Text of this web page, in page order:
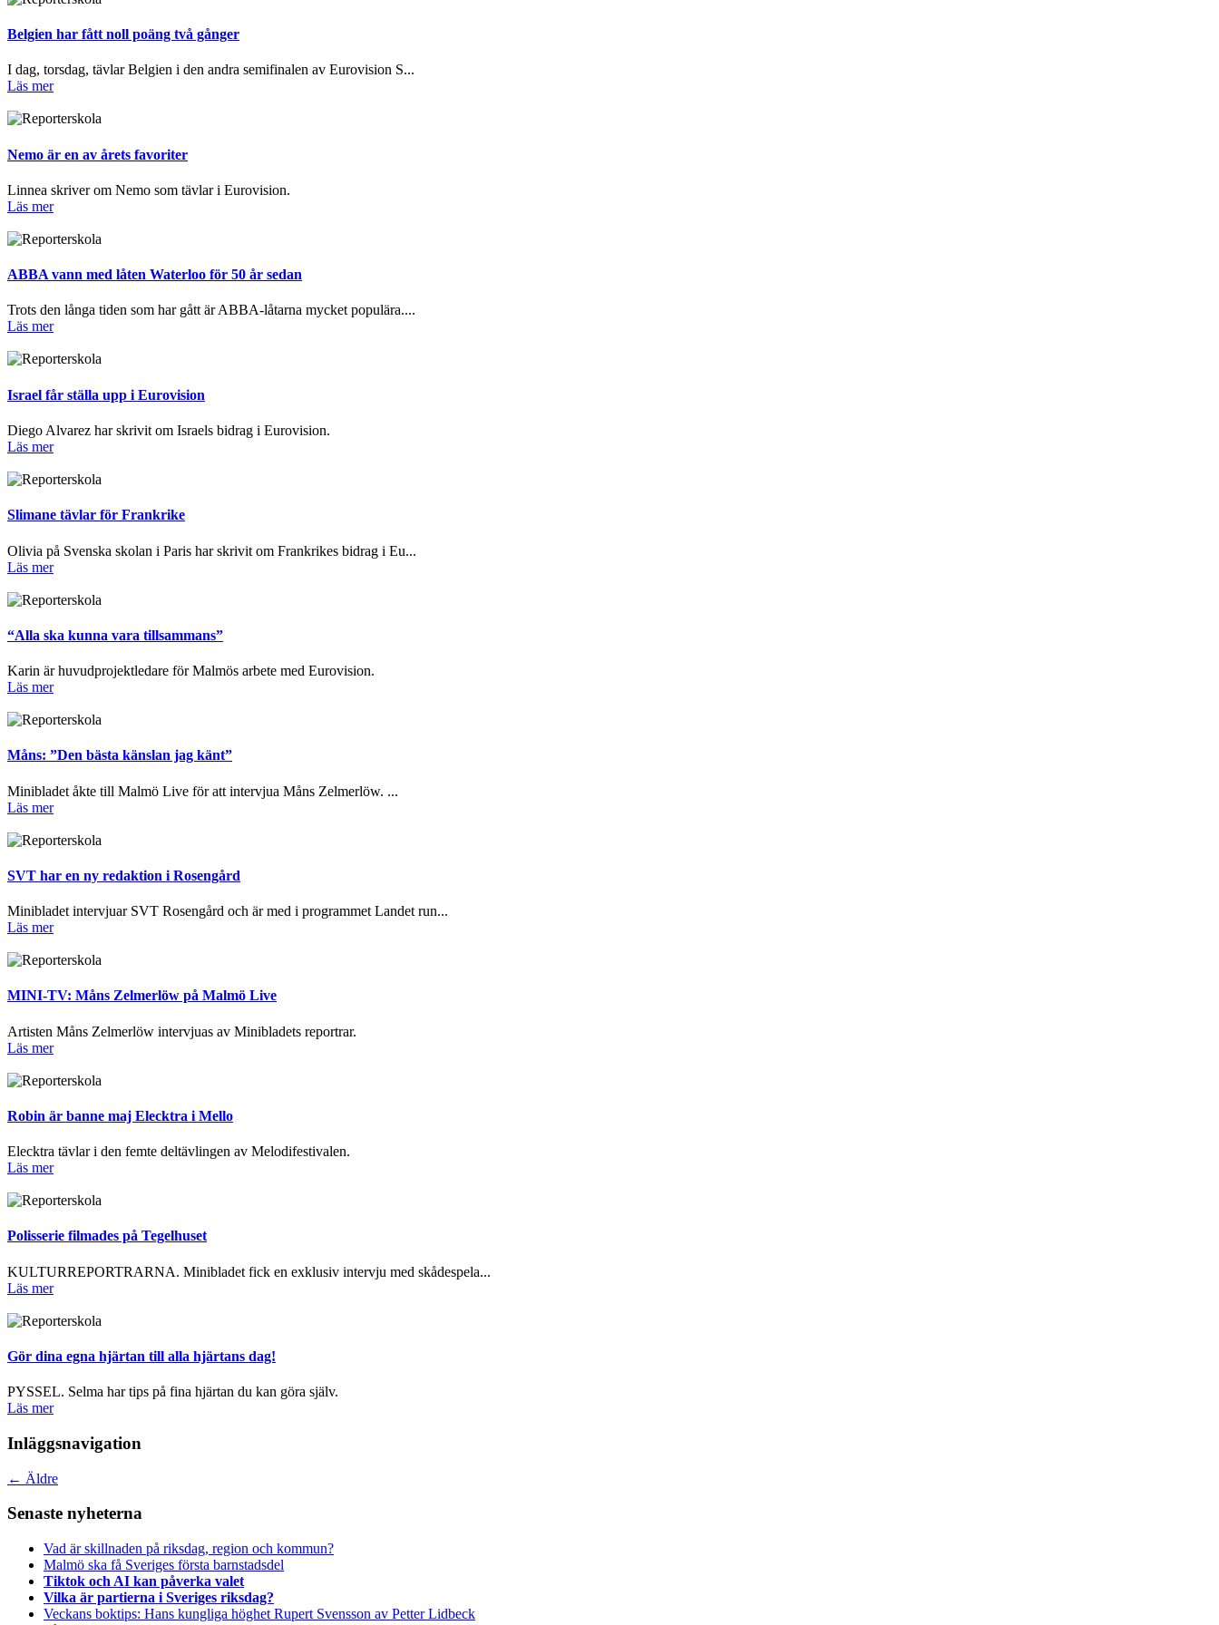
Belgien har fått noll poäng två gånger
I dag, torsdag, tävlar Belgien i den andra semifinalen av Eurovision S...
Läs mer
Nemo är en av årets favoriter
Linnea skriver om Nemo som tävlar i Eurovision.
Läs mer
ABBA vann med låten Waterloo för 50 år sedan
Trots den långa tiden som har gått är ABBA-låtarna mycket populära....
Läs mer
Israel får ställa upp i Eurovision
Diego Alvarez har skrivit om Israels bidrag i Eurovision.
Läs mer
Slimane tävlar för Frankrike
Olivia på Svenska skolan i Paris har skrivit om Frankrikes bidrag i Eu...
Läs mer
“Alla ska kunna vara tillsammans”
Karin är huvudprojektledare för Malmös arbete med Eurovision.
Läs mer
Måns: ”Den bästa känslan jag känt”
Minibladet åkte till Malmö Live för att intervjua Måns Zelmerlöw. ...
Läs mer
SVT har en ny redaktion i Rosengård
Minibladet intervjuar SVT Rosengård och är med i programmet Landet run...
Läs mer
MINI-TV: Måns Zelmerlöw på Malmö Live
Artisten Måns Zelmerlöw intervjuas av Minibladets reportrar.
Läs mer
Robin är banne maj Elecktra i Mello
Elecktra tävlar i den femte deltävlingen av Melodifestivalen.
Läs mer
Polisserie filmades på Tegelhuset
KULTURREPORTRARNA. Minibladet fick en exklusiv intervju med skådespela...
Läs mer
Gör dina egna hjärtan till alla hjärtans dag!
PYSSEL. Selma har tips på fina hjärtan du kan göra själv.
Läs mer
Inläggsnavigation
← Äldre
Senaste nyheterna
Vad är skillnaden på riksdag, region och kommun?
Malmö ska få Sveriges första barnstadsdel
Tiktok och AI kan påverka valet
Vilka är partierna i Sveriges riksdag?
Veckans boktips: Hans kungliga höghet Rupert Svensson av Petter Lidbeck